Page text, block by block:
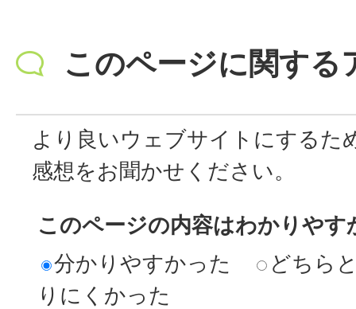
このページに関する
より良いウェブサイトにするた
感想をお聞かせください。
このページの内容はわかりやす
分かりやすかった
どちら
りにくかった